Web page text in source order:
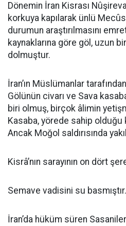
Dönemin İran Kisrası
korkuya kapılarak ünlü
durumun araştırılmasını
kaynaklarına göre göl, uzun
dolmuştur.
İran’ın Müslümanlar
Gölünün civarı ve Sava
biri olmuş, birçok âlimin
Kasaba, yörede sahip
Ancak Moğol saldırısında
Kisrâ’nın sarayının on dört
Semave vadisini su basmıştır.
İran’da hüküm süren